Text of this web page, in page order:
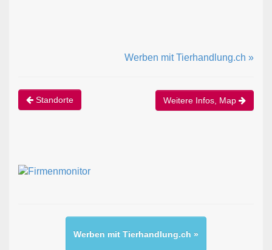
Werben mit Tierhandlung.ch »
Standorte Weitere Infos, Map
Werben mit Tierhandlung.ch »